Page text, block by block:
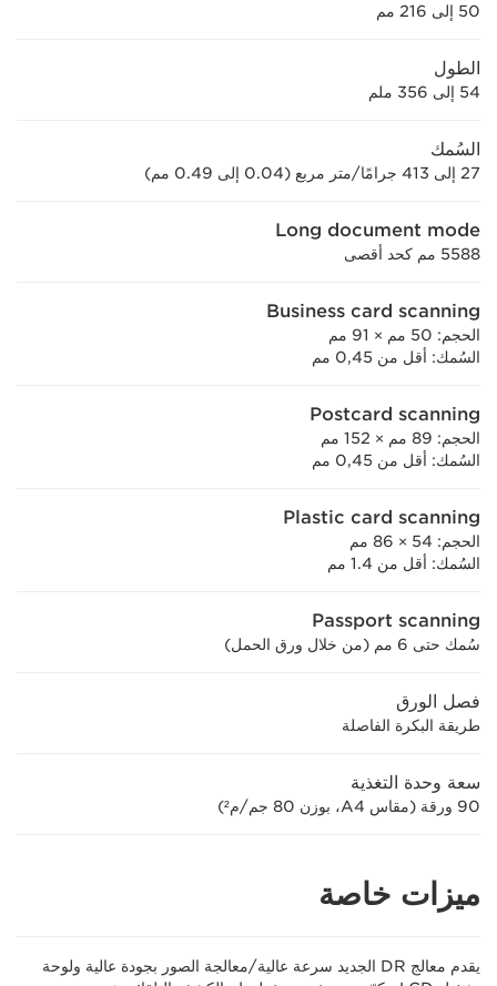
50 إلى 216 مم
الطول
54 إلى 356 ملم
السُمك
27 إلى 413 جرامًا/متر مربع (0.04 إلى 0.49 مم)
Long document mode
5588 مم كحد أقصى
Business card scanning
الحجم: 50 مم × 91 مم
السُمك: أقل من 0,45 مم
Postcard scanning
الحجم: 89 مم × 152 مم
السُمك: أقل من 0,45 مم
Plastic card scanning
الحجم: 54 × 86 مم
السُمك: أقل من 1.4 مم
Passport scanning
سُمك حتى 6 مم (من خلال ورق الحمل)
فصل الورق
طريقة البكرة الفاصلة
سعة وحدة التغذية
90 ورقة (مقاس A4، بوزن 80 جم/م²)
ميزات خاصة
يقدم معالج DR الجديد سرعة عالية/معالجة الصور بجودة عالية ولوحة